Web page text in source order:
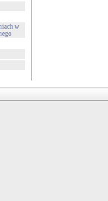
w